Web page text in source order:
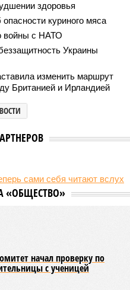
здоровья
куриного мяса
войны с НАТО
Украины
изменить маршрут
Британией и Ирландией
«ОБЩЕСТВО»
начал проверку по
с ученицей